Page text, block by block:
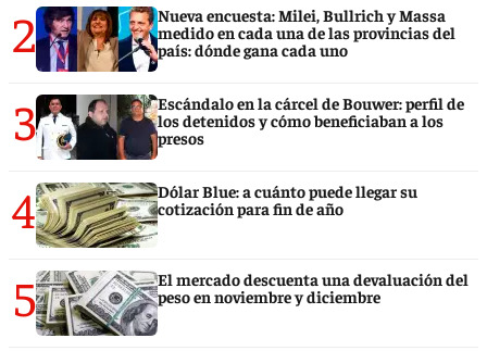
2
Nueva encuesta: Milei, Bullrich y Massa
medido en cada una de las provincias del
país: dónde gana cada uno
3
Escándalo en la cárcel de Bouwer: perfil de
los detenidos y cómo beneficiaban a los
presos
4
Dólar Blue: a cuánto puede llegar su
cotización para fin de año
5
El mercado descuenta una devaluación del
peso en noviembre y diciembre